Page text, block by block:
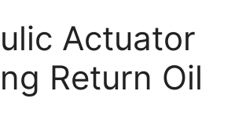
Actuator
Return Oil